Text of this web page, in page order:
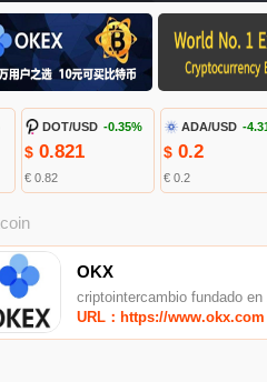
DOT/USD -0.35%
$0.821
€ 0.82
ADA/USD -
$0.2
€ 0.2
OKX
criptointercambio fundado en
URL：https://www.okx.com